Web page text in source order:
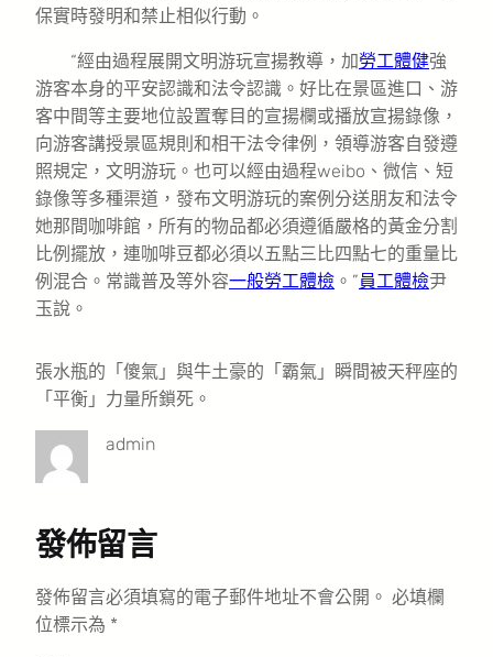
保實時發明和禁止相似行動。
“經由過程展開文明游玩宣揚教導，加勞工體健強
游客本身的平安認識和法令認識。好比在景區進口、游
客中間等主要地位設置奪目的宣揚欄或播放宣揚錄像，
向游客講授景區規則和相干法令律例，領導游客自發遵
照規定，文明游玩。也可以經由過程weibo、微信、短
錄像等多種渠道，發布文明游玩的案例分送朋友和法令
她那間咖啡館，所有的物品都必須遵循嚴格的黃金分割
比例擺放，連咖啡豆都必須以五點三比四點七的重量比
例混合。常識普及等外容一般勞工體檢 。”員工體檢尹
玉說。
張水瓶的「傻氣」與牛土豪的「霸氣」瞬間被天秤座的
「平衡」力量所鎖死。
admin
發佈留言
發佈留言必須填寫的電子郵件地址不會公開。 必填欄
位標示為 *